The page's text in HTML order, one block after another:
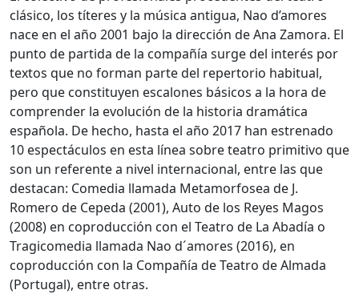
clásico, los títeres y la música antigua, Nao d’amores
nace en el año 2001 bajo la dirección de Ana Zamora. El
punto de partida de la compañía surge del interés por
textos que no forman parte del repertorio habitual,
pero que constituyen escalones básicos a la hora de
comprender la evolución de la historia dramática
española. De hecho, hasta el año 2017 han estrenado
10 espectáculos en esta línea sobre teatro primitivo que
son un referente a nivel internacional, entre las que
destacan: Comedia llamada Metamorfosea de J.
Romero de Cepeda (2001), Auto de los Reyes Magos
(2008) en coproducción con el Teatro de La Abadía o
Tragicomedia llamada Nao d´amores (2016), en
coproducción con la Compañía de Teatro de Almada
(Portugal), entre otras.